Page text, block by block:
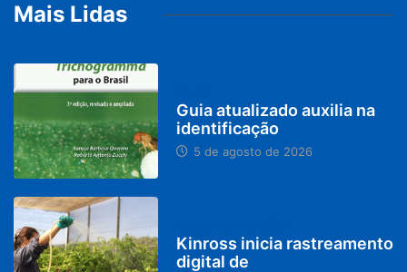
Mais Lidas
Guia atualizado auxilia na
identificação
5 de agosto de 2026
Kinross inicia rastreamento
digital de